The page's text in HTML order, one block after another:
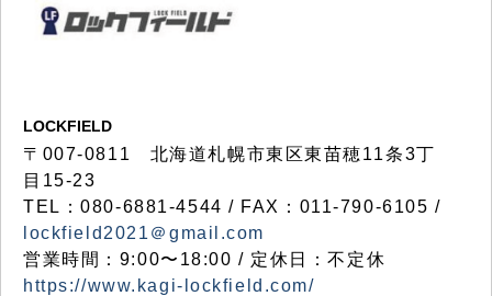
LOCKFIELD
〒007-0811 北海道札幌市東区東苗穂11条3丁
目15-23
TEL：080-6881-4544 / FAX：011-790-6105 /
lockfield2021＠gmail.com
営業時間：9:00〜18:00 / 定休日：不定休
https://www.kagi-lockfield.com/